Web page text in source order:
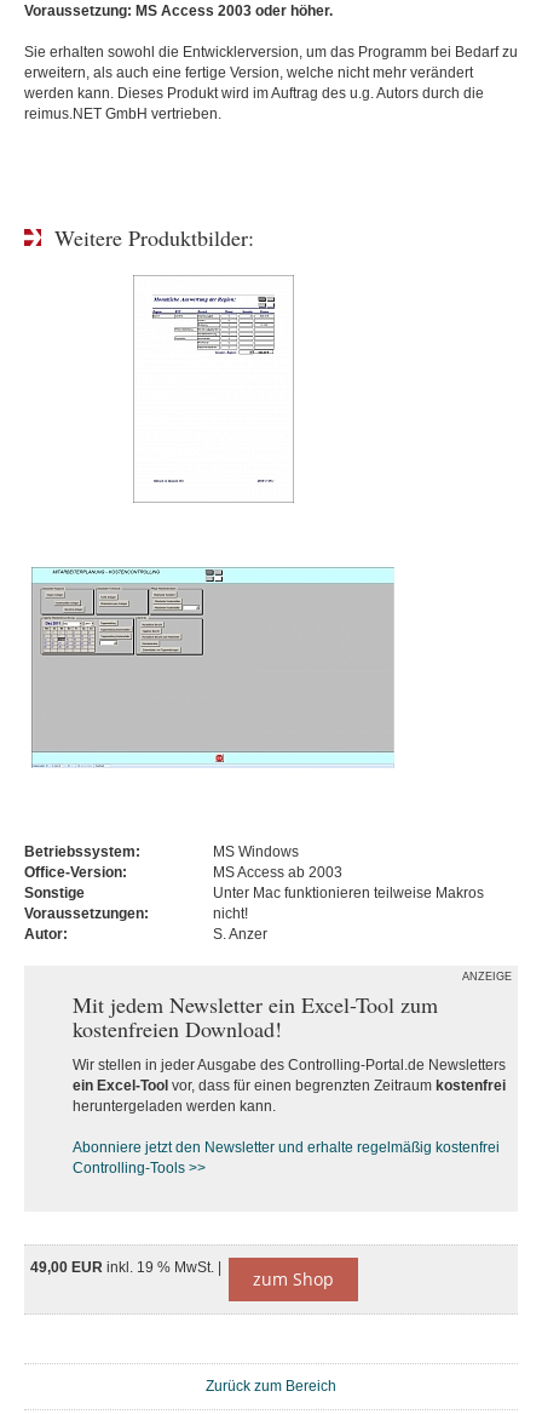
Voraussetzung: MS Access 2003 oder höher.
Sie erhalten sowohl die Entwicklerversion, um das Programm bei Bedarf zu
erweitern, als auch eine fertige Version, welche nicht mehr verändert
werden kann. Dieses Produkt wird im Auftrag des u.g. Autors durch die
reimus.NET GmbH vertrieben.
Weitere Produktbilder:
Betriebssystem:
MS Windows
Office-Version:
MS Access ab 2003
Sonstige
Voraussetzungen:
Unter Mac funktionieren teilweise Makros
nicht!
Autor:
S. Anzer
ANZEIGE
Mit jedem Newsletter ein Excel-Tool zum
kostenfreien Download!
Wir stellen in jeder Ausgabe des Controlling-Portal.de Newsletters
ein Excel-Tool vor, dass für einen begrenzten Zeitraum kostenfrei
heruntergeladen werden kann.
Abonniere jetzt den Newsletter und erhalte regelmäßig kostenfrei
Controlling-Tools >>
49,00 EUR inkl. 19 % MwSt. | zum Shop
Zurück zum Bereich